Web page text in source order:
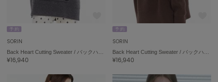
予 約
SORIN
Back Heart Cutting Sweater / バックハートカッティングセーター
¥16,940
予 約
SORIN
Back Heart Cutting Sweater / バックハートカッティングセーター
¥16,940